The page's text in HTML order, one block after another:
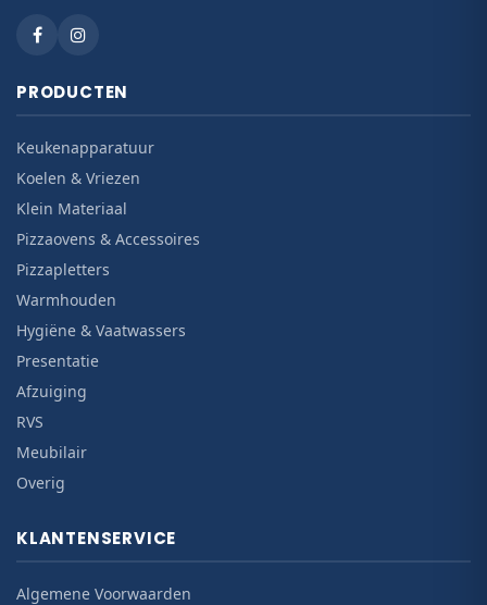
PRODUCTEN
Keukenapparatuur
Koelen & Vriezen
Klein Materiaal
Pizzaovens & Accessoires
Pizzapletters
Warmhouden
Hygiëne & Vaatwassers
Presentatie
Afzuiging
RVS
Meubilair
Overig
KLANTENSERVICE
Algemene Voorwaarden